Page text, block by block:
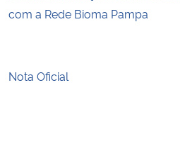
com a Rede Bioma Pampa
Nota Oficial